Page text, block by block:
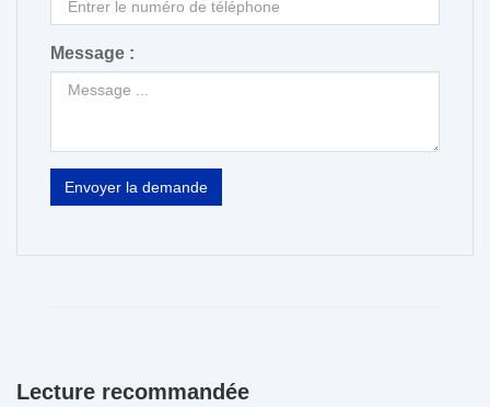
Message :
Envoyer la demande
Lecture recommandée